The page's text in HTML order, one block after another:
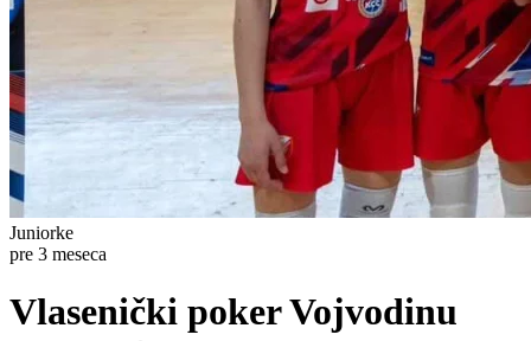
Juniorke
pre 3 meseca
Vlasenički poker Vojvodinu